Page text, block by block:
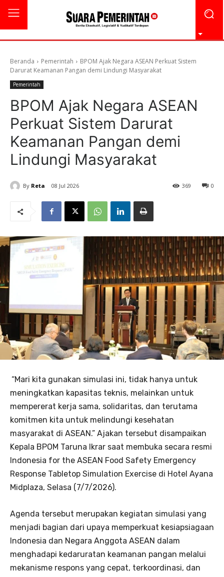
Beranda Pemerintah
BPOM Ajak Negara ASEAN Perkuat Sistem
Darurat Keamanan Pangan demi Lindungi Masyarakat
Pemerintah
BPOM Ajak Negara ASEAN
Perkuat Sistem Darurat
Keamanan Pangan demi
Lindungi Masyarakat
By Reta 08 Jul 2026 0
369
“Mari kita gunakan simulasi ini, tidak hanya untuk
meningkatkan kapasitas teknis, melainkan untuk
mempererat kerja sama, solidaritas, dan terutama
komitmen kita untuk melindungi kesehatan
masyarakat di ASEAN.” Ajakan tersebut disampaikan
Kepala BPOM Taruna Ikrar saat membuka secara resmi
Indonesia for the ASEAN Food Safety Emergency
Response Tabletop Simulation Exercise di Hotel Ayana
Midplaza, Selasa (7/7/2026).
Agenda tersebut merupakan kegiatan simulasi yang
menjadi bagian dari upaya memperkuat kesiapsiagaan
Indonesia dan Negara Anggota ASEAN dalam
menghadapi kedaruratan keamanan pangan melalui
mekanisme respons yang cepat, terkoordinasi, dan